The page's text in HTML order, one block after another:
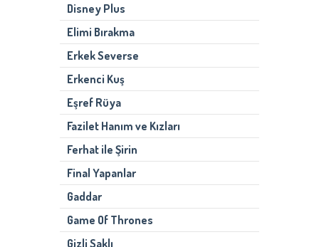
Disney Plus
Elimi Bırakma
Erkek Severse
Erkenci Kuş
Eşref Rüya
Fazilet Hanım ve Kızları
Ferhat ile Şirin
Final Yapanlar
Gaddar
Game Of Thrones
Gizli Saklı